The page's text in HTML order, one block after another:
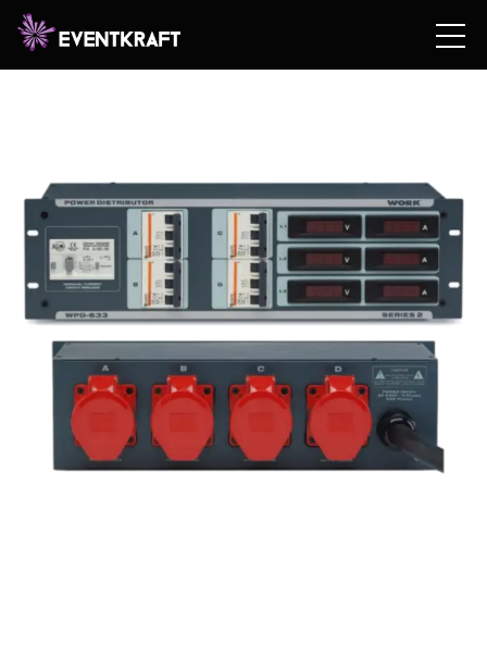
Hem
PDU/ ELCENTRAL PDU – WORK WPD695 (4x32A)